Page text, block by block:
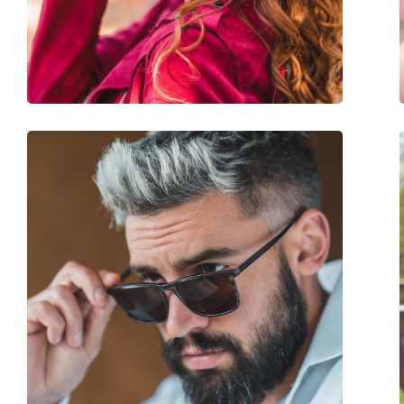
Stegbreite:
18 mm
Gewicht:
210 g
Verstellbare Nasenpads:
Nein
Federscharnier:
Ja
Ja
Reinigungstuch:
Ja
Damen
Kategorie:
Sonnenbrillen
Marke:
Carolina Herrera
Verwendung:
Mode
CH 0044/S C1H PS